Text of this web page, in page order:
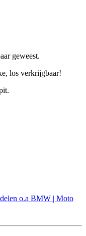
geweest.
los verkrijgbaar!
o.a BMW | Moto